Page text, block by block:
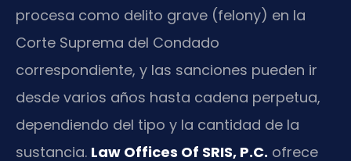
procesa como delito grave (felony) en la
Corte Suprema del Condado
correspondiente, y las sanciones pueden ir
desde varios años hasta cadena perpetua,
dependiendo del tipo y la cantidad de la
sustancia. Law Offices Of SRIS, P.C. ofrece